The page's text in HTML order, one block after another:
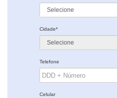
Cidade*
Telefone
Celular